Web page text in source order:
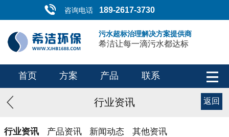
咨询电话 189-2617-3730
污水超标治理解决方案提供商
希洁让每一滴污水都达标
首页 方案 产品 联系
行业资讯 返回
行业资讯 产品资讯 新闻动态 其他资讯